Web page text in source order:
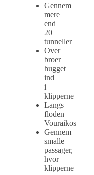
Gennem
mere
end
20
tunneller
Over
broer
hugget
ind
i
klipperne
Langs
floden
Vouraikos
Gennem
smalle
passager,
hvor
klipperne